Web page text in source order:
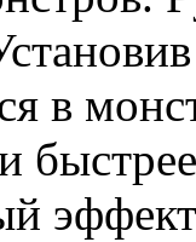
в